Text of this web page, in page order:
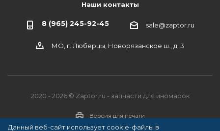
Наши контакты
8 (965) 245-92-45 sale@zaptor.ru
МО, г. Люберцы, Новорязанское ш., д. 3
2020 - 2026 © Zaptor.ru - запчасти для иномарок
Версия для печати
Данный веб-сайт использует cookie-файлы в